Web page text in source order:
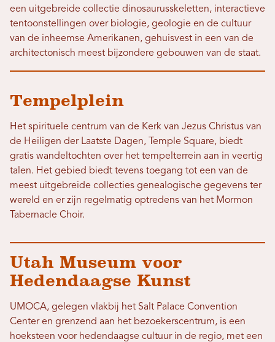
een uitgebreide collectie dinosaurusskeletten, interactieve
tentoonstellingen over biologie, geologie en de cultuur
van de inheemse Amerikanen, gehuisvest in een van de
architectonisch meest bijzondere gebouwen van de staat.
Tempelplein
Het spirituele centrum van de Kerk van Jezus Christus van
de Heiligen der Laatste Dagen, Temple Square, biedt
gratis wandeltochten over het tempelterrein aan in veertig
talen. Het gebied biedt tevens toegang tot een van de
meest uitgebreide collecties genealogische gegevens ter
wereld en er zijn regelmatig optredens van het Mormon
Tabernacle Choir.
Utah Museum voor
Hedendaagse Kunst
UMOCA, gelegen vlakbij het Salt Palace Convention
Center en grenzend aan het bezoekerscentrum, is een
hoeksteen voor hedendaagse cultuur in de regio, met een